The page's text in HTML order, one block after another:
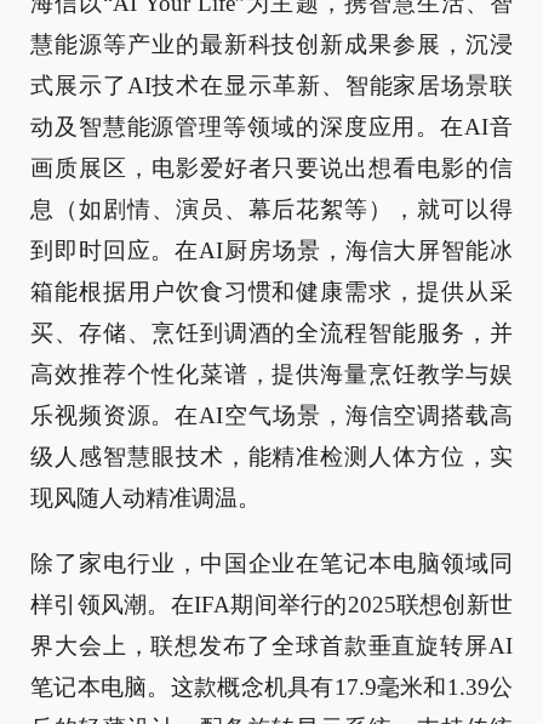
慧能源等产业的最新科技创新成果参展，沉浸
式展示了AI技术在显示革新、智能家居场景联
动及智慧能源管理等领域的深度应用。在AI音
画质展区，电影爱好者只要说出想看电影的信
息（如剧情、演员、幕后花絮等），就可以得
到即时回应。在AI厨房场景，海信大屏智能冰
箱能根据用户饮食习惯和健康需求，提供从采
买、存储、烹饪到调酒的全流程智能服务，并
高效推荐个性化菜谱，提供海量烹饪教学与娱
乐视频资源。在AI空气场景，海信空调搭载高
级人感智慧眼技术，能精准检测人体方位，实
现风随人动精准调温。
除了家电行业，中国企业在笔记本电脑领域同
样引领风潮。在IFA期间举行的2025联想创新世
界大会上，联想发布了全球首款垂直旋转屏AI
笔记本电脑。这款概念机具有17.9毫米和1.39公